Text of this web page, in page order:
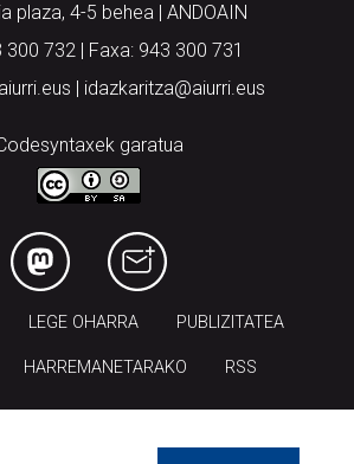
plaza, 4-5 behea | ANDOAIN
300 732 | Faxa: 943 300 731
| idazkaritza@aiurri.eus
garatua
LEGE OHARRA PUBLIZITATEA
HARREMANETARAKO RSS